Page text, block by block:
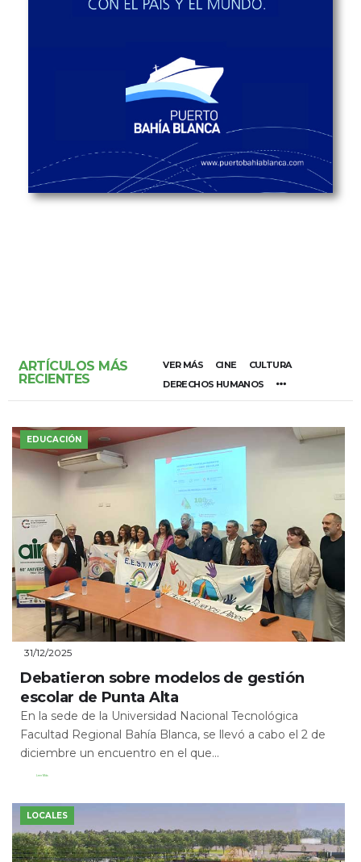
ARTÍCULOS MÁS
RECIENTES
VER MÁS CINE
CULTURA
DERECHOS HUMANOS
EDUCACIÓN
31/12/2025
Debatieron sobre modelos de gestión
escolar de Punta Alta
En la sede de la Universidad Nacional Tecnológica
Facultad Regional Bahía Blanca, se llevó a cabo el 2 de
diciembre un encuentro en el que...
Leer Más
LOCALES